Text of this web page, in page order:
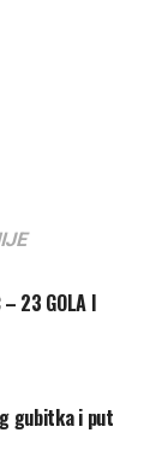
izbor za
dok FIFA
je pokazao da
je Zampolli.
– 23 GOLA I
gubitka i put